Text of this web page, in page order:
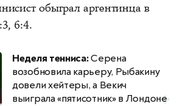
обыграл аргентинца в
6:4.
Неделя тенниса:Серена
возобновила карьеру, Рыбакину
довели хейтеры, а Векич
выиграла «пятисотник» в Лондоне